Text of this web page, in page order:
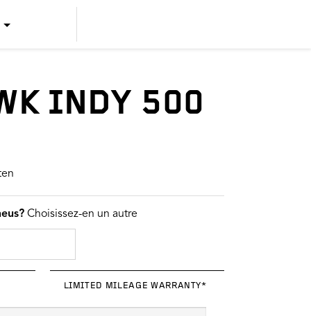
CANADIAN ENGLISH
INDY 500
Choisissez-en un autre
LIMITED MILEAGE WARRANTY*